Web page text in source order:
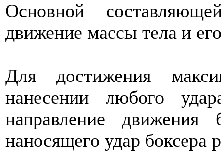
Основной
движение массы тела и
Для достижения
нанесении любого
направление
наносящего удар боксера